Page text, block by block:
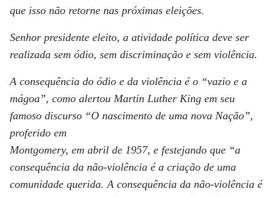
que isso não retorne nas próximas eleições.
Senhor presidente eleito, a atividade política deve ser
realizada sem ódio, sem discriminação e sem violência.
A consequência do ódio e da violência é o “vazio e a
mágoa”, como alertou Martin Luther King em seu
famoso discurso “O nascimento de uma nova Nação”,
proferido em
Montgomery, em abril de 1957, e festejando que “a
consequência da não-violência é a criação de uma
comunidade querida. A consequência da não-violência é